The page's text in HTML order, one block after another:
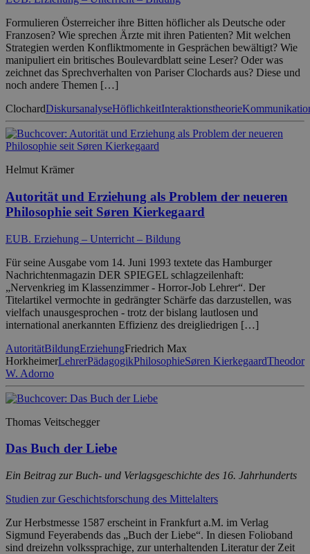
Formulieren Österreicher ihre Bitten höflicher als Deutsche oder
Franzosen? Wie sprechen Ärzte mit ihren Patienten? Mit welchen
Strategien werden Konfliktmomente in Gesprächen bewältigt? Wie
manipuliert ein britisches Boulevardblatt seine Leser? Oder was
zeichnet das Sprechverhalten von Pariser Clochards aus? Diese und
noch andere Themen […]
ClochardDiskursanalyseHöflichkeitInteraktionstheorie
Helmut Krämer
Autorität und Erziehung als Problem der neueren
Philosophie seit Søren Kierkegaard
EUB. Erziehung – Unterricht – Bildung
Für seine Ausgabe vom 14. Juni 1993 textete das Hamburger
Nachrichtenmagazin DER SPIEGEL schlagzeilenhaft:
„Nervenkrieg im Klassenzimmer - Horror-Job Lehrer“. Der
Titelartikel vermochte in gedrängter Schärfe das darzustellen, was
vielfach unausgesprochen - trotz der bislang lautlosen und
international anerkannten Effizienz des dreigliedrigen […]
AutoritätBildungErziehungFriedrich Max
HorkheimerLehrerPädagogikPhilosophieSøren KierkegaardTheodor
W. Adorno
Thomas Veitschegger
Das Buch der Liebe
Ein Beitrag zur Buch- und Verlagsgeschichte des 16. Jahrhunderts
Studien zur Geschichtsforschung des Mittelalters
Zur Herbstmesse 1587 erscheint in Frankfurt a.M. im Verlag
Sigmund Feyerabends das „Buch der Liebe“. In diesen Folioband
sind dreizehn volkssprachige, zur unterhaltenden Literatur der Zeit